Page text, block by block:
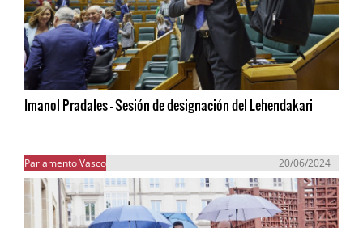
Imanol Pradales - Sesión de designación del Lehendakari
Parlamento Vasco 20/06/2024